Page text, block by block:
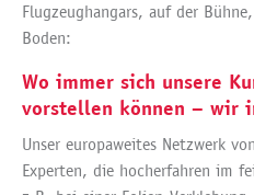
Flugzeughangars, auf der
Boden:
Wo immer sich unsere
vorstellen können – wir
Unser europaweites Netzwerk
Experten, die hocherfahren im